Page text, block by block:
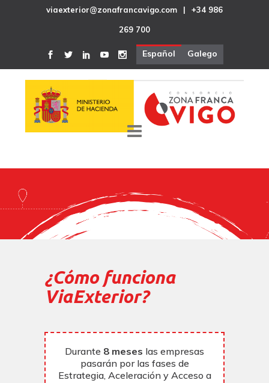
viaexterior@zonafrancavigo.com | +34 986
269 700
Español Galego
¿Cómo funciona
ViaExterior?
Durante 8 meses las empresas
pasarán por las fases de
Estrategia, Aceleración y Acceso a